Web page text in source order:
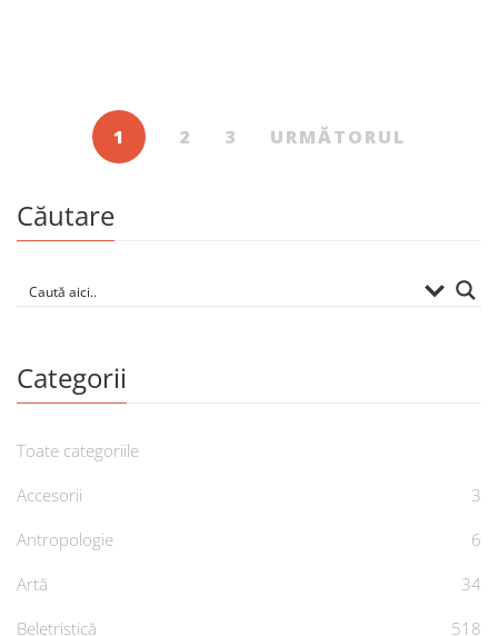
1 2 3 URMĂTORUL
Căutare
Categorii
Toate categoriile
Accesorii
3
Antropologie
6
Artă
34
Beletristică
518